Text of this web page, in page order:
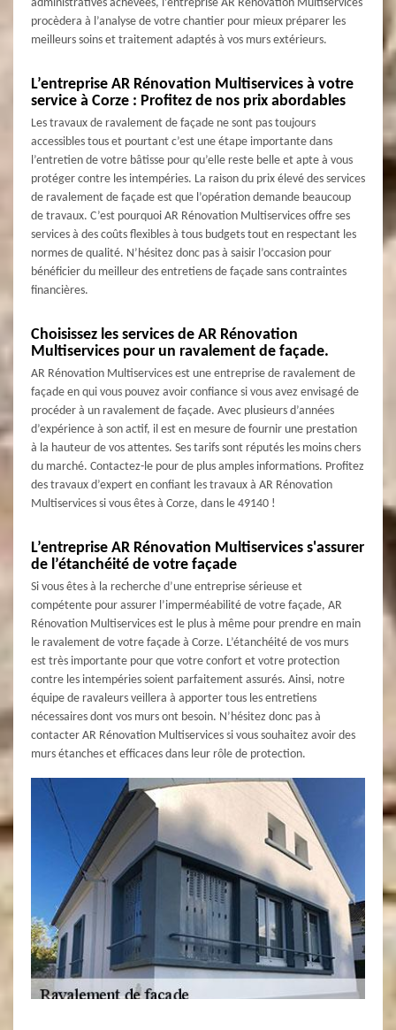
administratives achevées, l’entreprise AR Rénovation Multiservices
procèdera à l’analyse de votre chantier pour mieux préparer les
meilleurs soins et traitement adaptés à vos murs extérieurs.
L’entreprise AR Rénovation Multiservices à votre
service à Corze : Profitez de nos prix abordables
Les travaux de ravalement de façade ne sont pas toujours
accessibles tous et pourtant c’est une étape importante dans
l’entretien de votre bâtisse pour qu’elle reste belle et apte à vous
protéger contre les intempéries. La raison du prix élevé des services
de ravalement de façade est que l’opération demande beaucoup
de travaux. C’est pourquoi AR Rénovation Multiservices offre ses
services à des coûts flexibles à tous budgets tout en respectant les
normes de qualité. N’hésitez donc pas à saisir l’occasion pour
bénéficier du meilleur des entretiens de façade sans contraintes
financières.
Choisissez les services de AR Rénovation
Multiservices pour un ravalement de façade.
AR Rénovation Multiservices est une entreprise de ravalement de
façade en qui vous pouvez avoir confiance si vous avez envisagé de
procéder à un ravalement de façade. Avec plusieurs d’années
d’expérience à son actif, il est en mesure de fournir une prestation
à la hauteur de vos attentes. Ses tarifs sont réputés les moins chers
du marché. Contactez-le pour de plus amples informations. Profitez
des travaux d’expert en confiant les travaux à AR Rénovation
Multiservices si vous êtes à Corze, dans le 49140 !
L’entreprise AR Rénovation Multiservices s'assurer
de l’étanchéité de votre façade
Si vous êtes à la recherche d’une entreprise sérieuse et
compétente pour assurer l’imperméabilité de votre façade, AR
Rénovation Multiservices est le plus à même pour prendre en main
le ravalement de votre façade à Corze. L’étanchéité de vos murs
est très importante pour que votre confort et votre protection
contre les intempéries soient parfaitement assurés. Ainsi, notre
équipe de ravaleurs veillera à apporter tous les entretiens
nécessaires dont vos murs ont besoin. N’hésitez donc pas à
contacter AR Rénovation Multiservices si vous souhaitez avoir des
murs étanches et efficaces dans leur rôle de protection.